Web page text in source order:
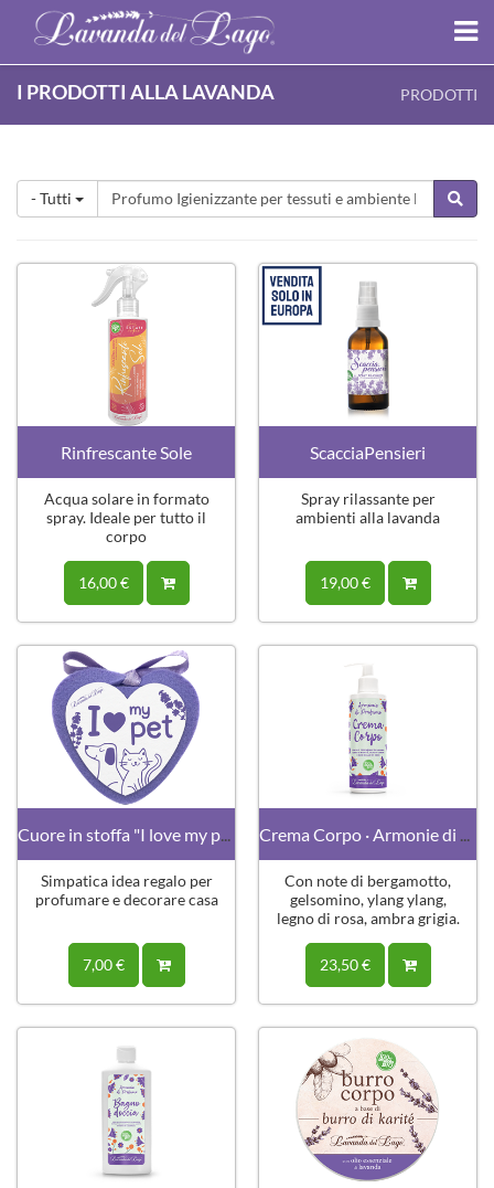
I PRODOTTI ALLA LAVANDA PRODOTTI
- Tutti
Rinfrescante Sole
Acqua solare in formato
spray. Ideale per tutto il
corpo
16,00 €
ScacciaPensieri
Spray rilassante per
ambienti alla lavanda
19,00 €
Cuore in stoffa "I love my pet"
Simpatica idea regalo per
profumare e decorare casa
7,00 €
Crema Corpo · Armonie di Profumo
Con note di bergamotto,
gelsomino, ylang ylang,
legno di rosa, ambra grigia.
23,50 €